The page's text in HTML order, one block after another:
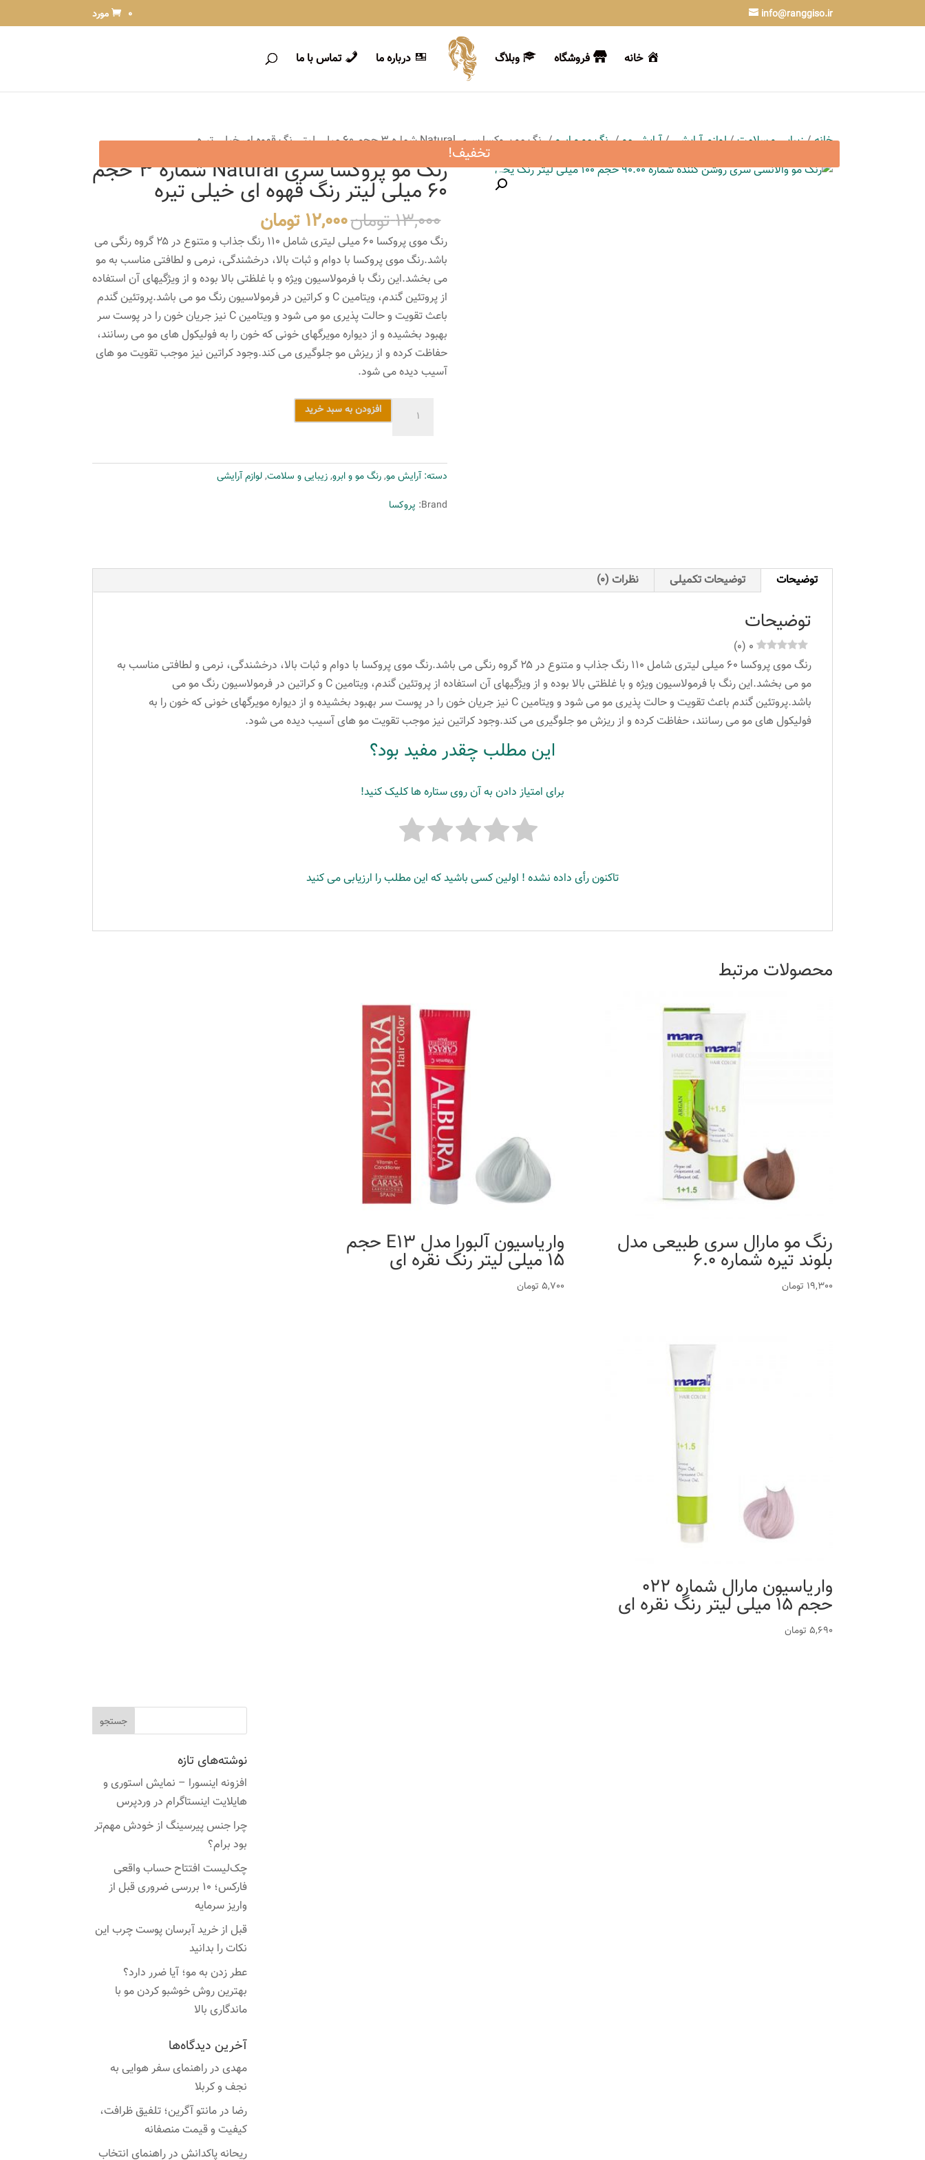
info@ranggiso.ir 0 مورد
خانه فروشگاه وبلاگ درباره ما تماس با ما
خانه/زیبایی و سلامت/لوازم آرایشی/آرایش مو/رنگ مو و ابرو/ رنگ مو پروکسا سری Natural شماره 3 حجم 60 میلی لیتر رنگ قهوه ای خیلی تیره
تخفیف!
رنگ مو پروکسا سری Natural شماره 3 حجم
60 میلی لیتر رنگ قهوه ای خیلی تیره
13,000تومانقیمت
اصلی
13,000 تومان
بود.
12,000تومانقیمت
فعلی
12,000 تومان
است.
رنگ موی پروکسا ۶۰ میلی لیتری شامل ۱۱۰ رنگ جذاب و متنوع در ۲۵ گروه رنگی می
باشد.رنگ موی پروکسا با دوام و ثبات بالا، درخشندگی، نرمی و لطافتی مناسب به مو
می بخشد.این رنگ با فرمولاسیون ویژه و با غلظتی بالا بوده و از ویژگیهای آن استفاده
از پروتئین گندم، ویتامین C و کراتین در فرمولاسیون رنگ مو می باشد.پروتئین گندم
باعث تقویت و حالت پذیری مو می شود و ویتامین C نیز جریان خون را در پوست سر
بهبود بخشیده و از دیواره مویرگهای خونی که خون را به فولیکول های مو می رسانند،
حفاظت کرده و از ریزش مو جلوگیری می کند.وجود کراتین نیز موجب تقویت مو های
آسیب دیده می شود.
سری
Natural
شماره
میلی
لیتر
خیلی
تیره
عدد
افزودن به سبد خرید
دسته:آرایش مو,رنگ مو و ابرو,زیبایی و سلامت,لوازم آرایشی
Brand: پروکسا
توضیحات توضیحات تکمیلی نظرات (0)
توضیحات
0
(
0
)
رنگ موی پروکسا ۶۰ میلی لیتری شامل ۱۱۰ رنگ جذاب و متنوع در ۲۵ گروه رنگی می باشد.رنگ موی پروکسا با دوام و ثبات بالا، درخشندگی، نرمی و لطافتی مناسب به
مو می بخشد.این رنگ با فرمولاسیون ویژه و با غلظتی بالا بوده و از ویژگیهای آن استفاده از پروتئین گندم، ویتامین C و کراتین در فرمولاسیون رنگ مو می
باشد.پروتئین گندم باعث تقویت و حالت پذیری مو می شود و ویتامین C نیز جریان خون را در پوست سر بهبود بخشیده و از دیواره مویرگهای خونی که خون را به
فولیکول های مو می رسانند، حفاظت کرده و از ریزش مو جلوگیری می کند.وجود کراتین نیز موجب تقویت مو های آسیب دیده می شود.
این مطلب چقدر مفید بود؟
برای امتیاز دادن به آن روی ستاره ها کلیک کنید!
تاکنون رأی داده نشده ! اولین کسی باشید که این مطلب را ارزیابی می کنید
محصولات مرتبط
رنگ مو مارال سری طبیعی مدل
بلوند تیره شماره 6.0
19,300 تومان
واریاسیون آلبورا مدل E13 حجم
15 میلی لیتر رنگ نقره ای
5,700 تومان
واریاسیون مارال شماره 022
حجم 15 میلی لیتر رنگ نقره ای
5,690 تومان
نوشته‌های تازه
افزونه اینسورا – نمایش استوری و
هایلایت اینستاگرام در وردپرس
چرا جنس پیرسینگ از خودش مهم‌تر
بود برام؟
چک‌لیست افتتاح حساب واقعی
فارکس؛ ۱۰ بررسی ضروری قبل از
واریز سرمایه
قبل از خرید آبرسان پوست چرب این
نکات را بدانید
عطر زدن به مو؛ آیا ضرر دارد؟
بهترین روش خوشبو کردن مو با
ماندگاری بالا
آخرین دیدگاه‌ها
مهدی درراهنمای سفر هوایی به
نجف و کربلا
رضا درمانتو آگرین؛ تلفیق ظرافت،
کیفیت و قیمت منصفانه
ریحانه پاکدانش درراهنمای انتخاب